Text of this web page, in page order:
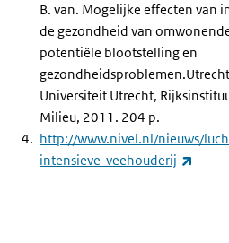
B. van. Mogelijke effecten van
de gezondheid van
potentiële blootstelling en
Universiteit Utrecht,
Milieu, 2011. 204 p.
http://www.nivel.nl/nieuws/
intensieve-veehouderij